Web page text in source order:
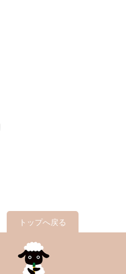
トップへ戻る